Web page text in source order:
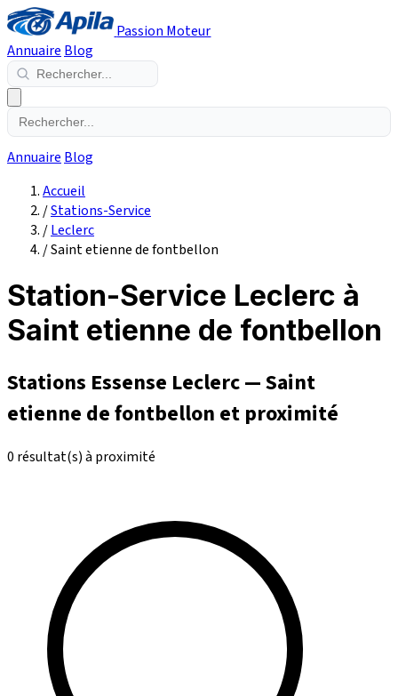
Passion Moteur
Annuaire Blog
Annuaire Blog
Accueil
/Stations-Service
/Leclerc
/Saint etienne de fontbellon
Station-Service Leclerc à
Saint etienne de fontbellon
Stations Essense Leclerc — Saint
etienne de fontbellon et proximité
0 résultat(s) à proximité